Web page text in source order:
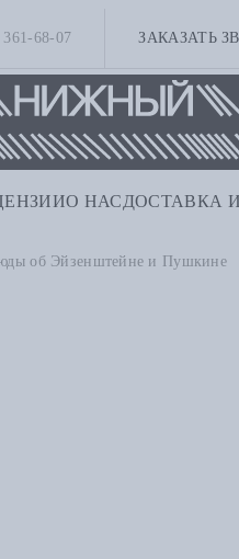
68-07 ЗАКАЗАТЬ
О НАС ДОСТАВКА
об Эйзенштейне и Пушкине